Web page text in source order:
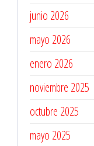
junio 2026
mayo 2026
enero 2026
noviembre 2025
octubre 2025
mayo 2025